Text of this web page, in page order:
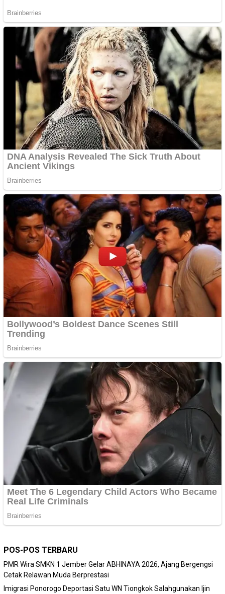
POS-POS TERBARU
PMR Wira SMKN 1 Jember Gelar ABHINAYA 2026, Ajang Bergengsi
Cetak Relawan Muda Berprestasi
Imigrasi Ponorogo Deportasi Satu WN Tiongkok Salahgunakan Ijin